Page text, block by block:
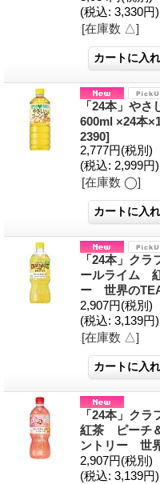
(税込: 3,330円)
[在庫数 △]
「24本」や
600ml ×24本
2390]
2,777円(税別)
(税込: 2,999円)
[在庫数 ◯]
「24本」ク
ールライム
ー 世界の
2,907円(税別)
(税込: 3,139円)
[在庫数 △]
「24本」ク
紅茶 ピーチ
ントリー 世
2,907円(税別)
(税込: 3,139円)